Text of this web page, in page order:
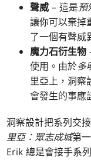
聲威 – 這是預
讓你可以棄掉
了一個有聲威
魔力石衍生物
使用。由於多
里亞上，洞察
會發生的事應
洞察設計把系列交
里亞：眾志成城第
Erik 總是會接手系